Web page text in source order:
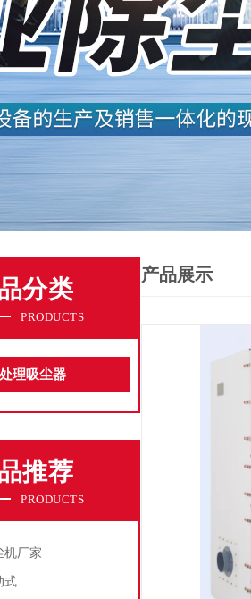
分类
PRODUCTS
理吸尘器
推荐
PRODUCTS
机厂家
式
产品展示